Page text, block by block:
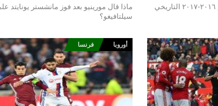
ماذا قال مورينيو بعد فوز مانشستر يونايتد
سيلتافيغو؟
أوروبا فرنسا